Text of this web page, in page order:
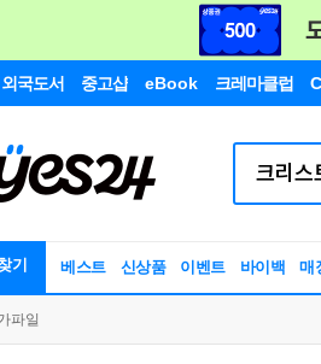
외국도서 중고샵 eBook 크레마클럽
기 베스트 신상품 이벤트 바이백 매
파일